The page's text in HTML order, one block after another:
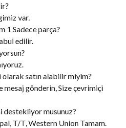
var.
1 Sadece parça?
edilir.
satın alabilir miyim?
mesaj gönderin, Size çevrimiçi
destekliyor musunuz?
T/T, Western Union Tamam.